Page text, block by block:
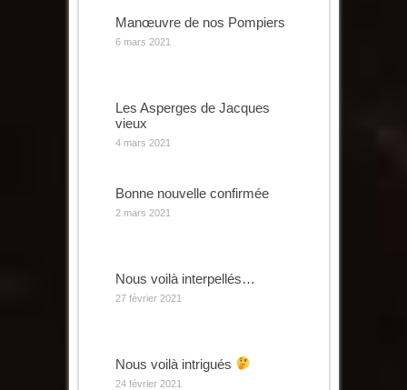
Manœuvre de nos Pompiers
6 mars 2021
Les Asperges de Jacques
vieux
4 mars 2021
Bonne nouvelle confirmée
2 mars 2021
Nous voilà interpellés…
27 février 2021
Nous voilà intrigués
24 février 2021